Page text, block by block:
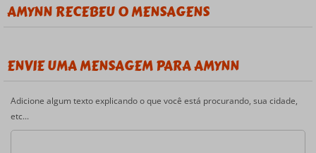
AMYNN RECEBEU 0 MENSAGENS
ENVIE UMA MENSAGEM PARA AMYNN
Adicione algum texto explicando o que você está procurando, sua cidade,
etc...